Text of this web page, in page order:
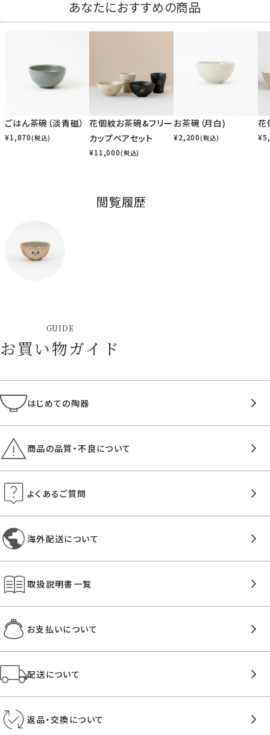
あなたにおすすめの商品
ごはん茶碗（淡青磁）
¥1,870(税込)
花個紋お茶碗&フリー
カップペアセット
¥11,000(税込)
お茶碗（月白)
¥2,200(税込)
花
¥
閲覧履歴
GUIDE
お買い物ガイド
はじめての陶器
商品の品質・不良について
よくあるご質問
海外配送について
取扱説明書一覧
お支払いについて
配送について
返品・交換について